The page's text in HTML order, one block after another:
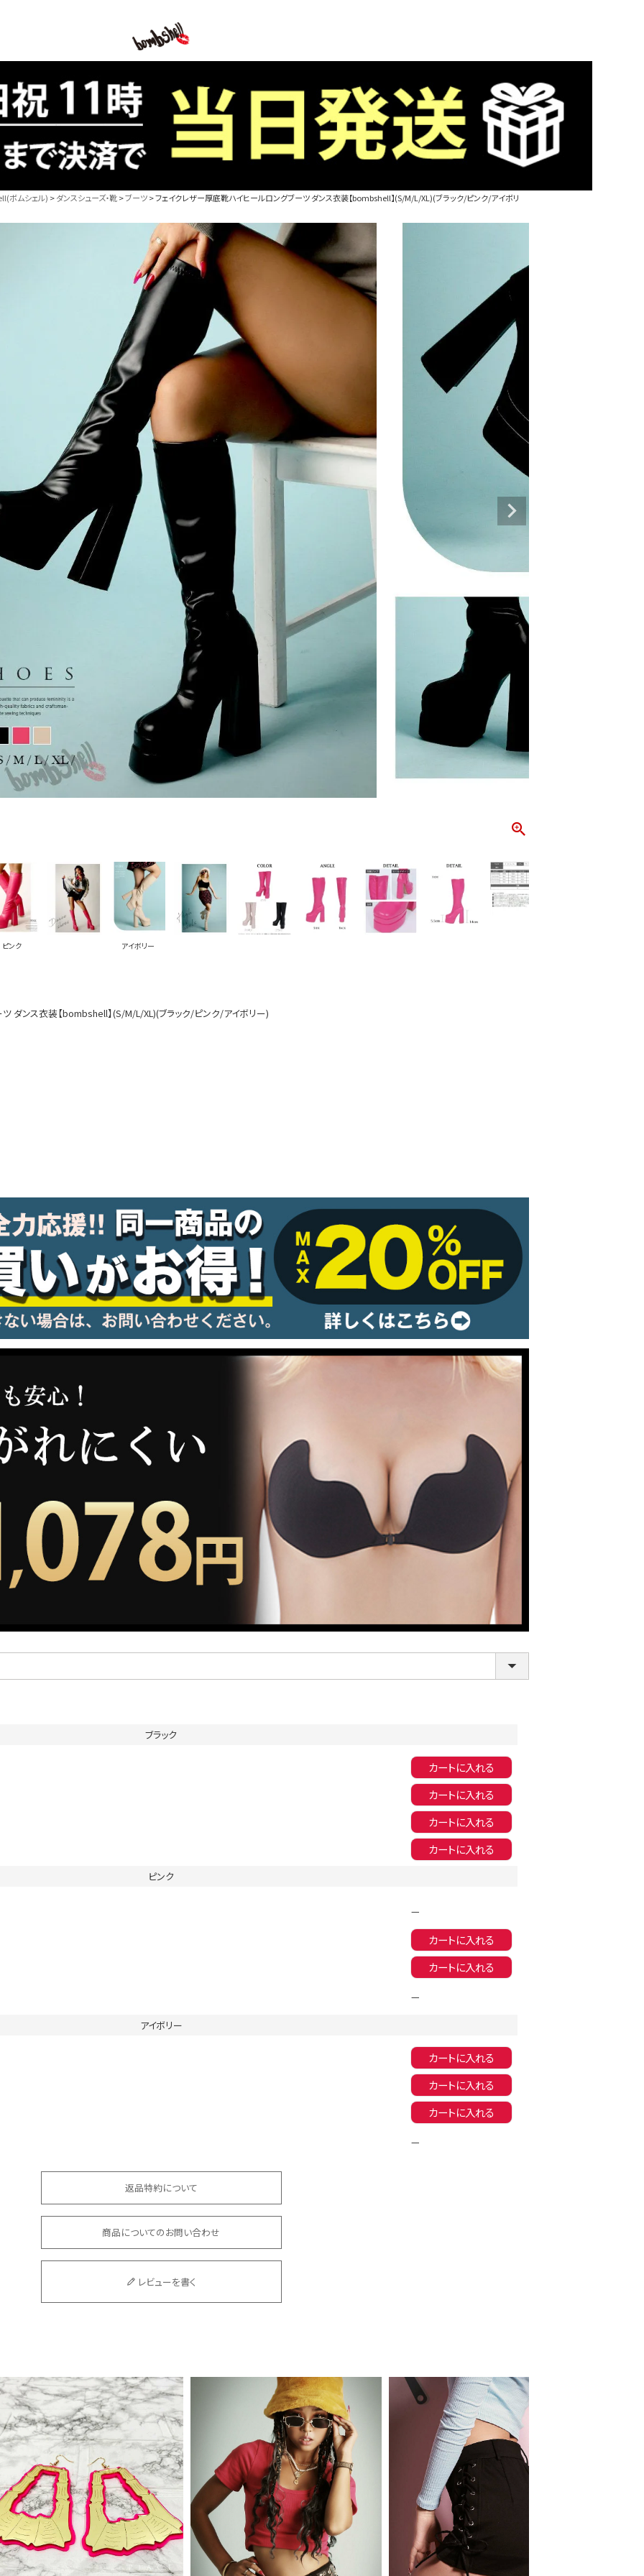
衣装映えをお届け。
出来るしっかりした
B/bomb
【B/bomb＝ビーボム】はストリートファッション専門ブランド。
「これどこに売ってるの？」とついつい聞かれてしまうオシャレ大好き女子のストリートファッションブランド。 ダンサーの普
論、流行りのスタイルや日本であまり売ってないシルエットが人気。 韓国ストリート系ファッション、インポートラインなど、幅
ともかぶりたくない！というおしゃれ女子必見のストリートファッションを多数ご用意してます。
PICKUP CONTENTS
LOOKBOOK
トップス
ボトムス
ワンピース
セットアップ
アウター
クリスマス
ランジェリー
information
LINE連携でクーポンもらえる!!
同一商品まとめ買いキャンペーン
会員登録でいつでもお得に
ボムシェル) ダンスシューズ・靴 ブーツ フェイクレザー厚底靴ハイヒールロングブーツ ダンス衣装【bombshell】(S/M/L/XL)(ブラック/ピンク/アイボリ
ピンク アイボリー
ダンス衣装【bombshell】(S/M/L/XL)(ブラック/ピンク/アイボリー)
ブラック
カートに入れる
カートに入れる
カートに入れる
カートに入れる
ピンク
—
カートに入れる
カートに入れる
—
アイボリー
カートに入れる
カートに入れる
カートに入れる
—
返品特約について
商品についてのお問い合わせ
レビューを書く